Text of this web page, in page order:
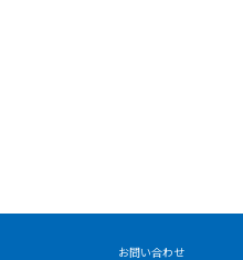
お問い合わせ